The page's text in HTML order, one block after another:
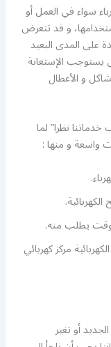
سواء في العمل أو
و قد تتعرض
على المدى البعيد
يستوجب الإستعانة
و الأعطال
نظرا” لما
واسعة و منها :
وقت يطلب منه.
مركز كهربائي
أو تغير